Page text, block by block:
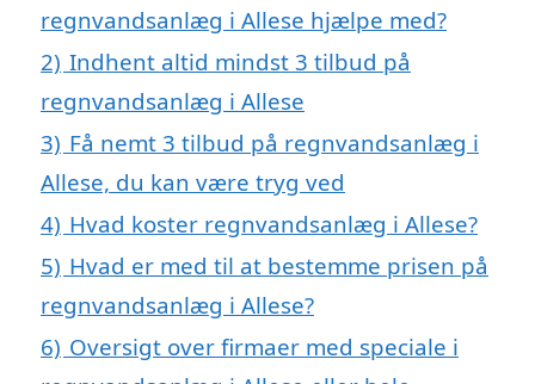
regnvandsanlæg i Allese hjælpe med?
2) Indhent altid mindst 3 tilbud på
regnvandsanlæg i Allese
3) Få nemt 3 tilbud på regnvandsanlæg i
Allese, du kan være tryg ved
4) Hvad koster regnvandsanlæg i Allese?
5) Hvad er med til at bestemme prisen på
regnvandsanlæg i Allese?
6) Oversigt over firmaer med speciale i